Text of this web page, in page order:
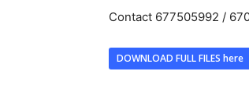
Contact 677505992 /
DOWNLOAD FULL FILES here